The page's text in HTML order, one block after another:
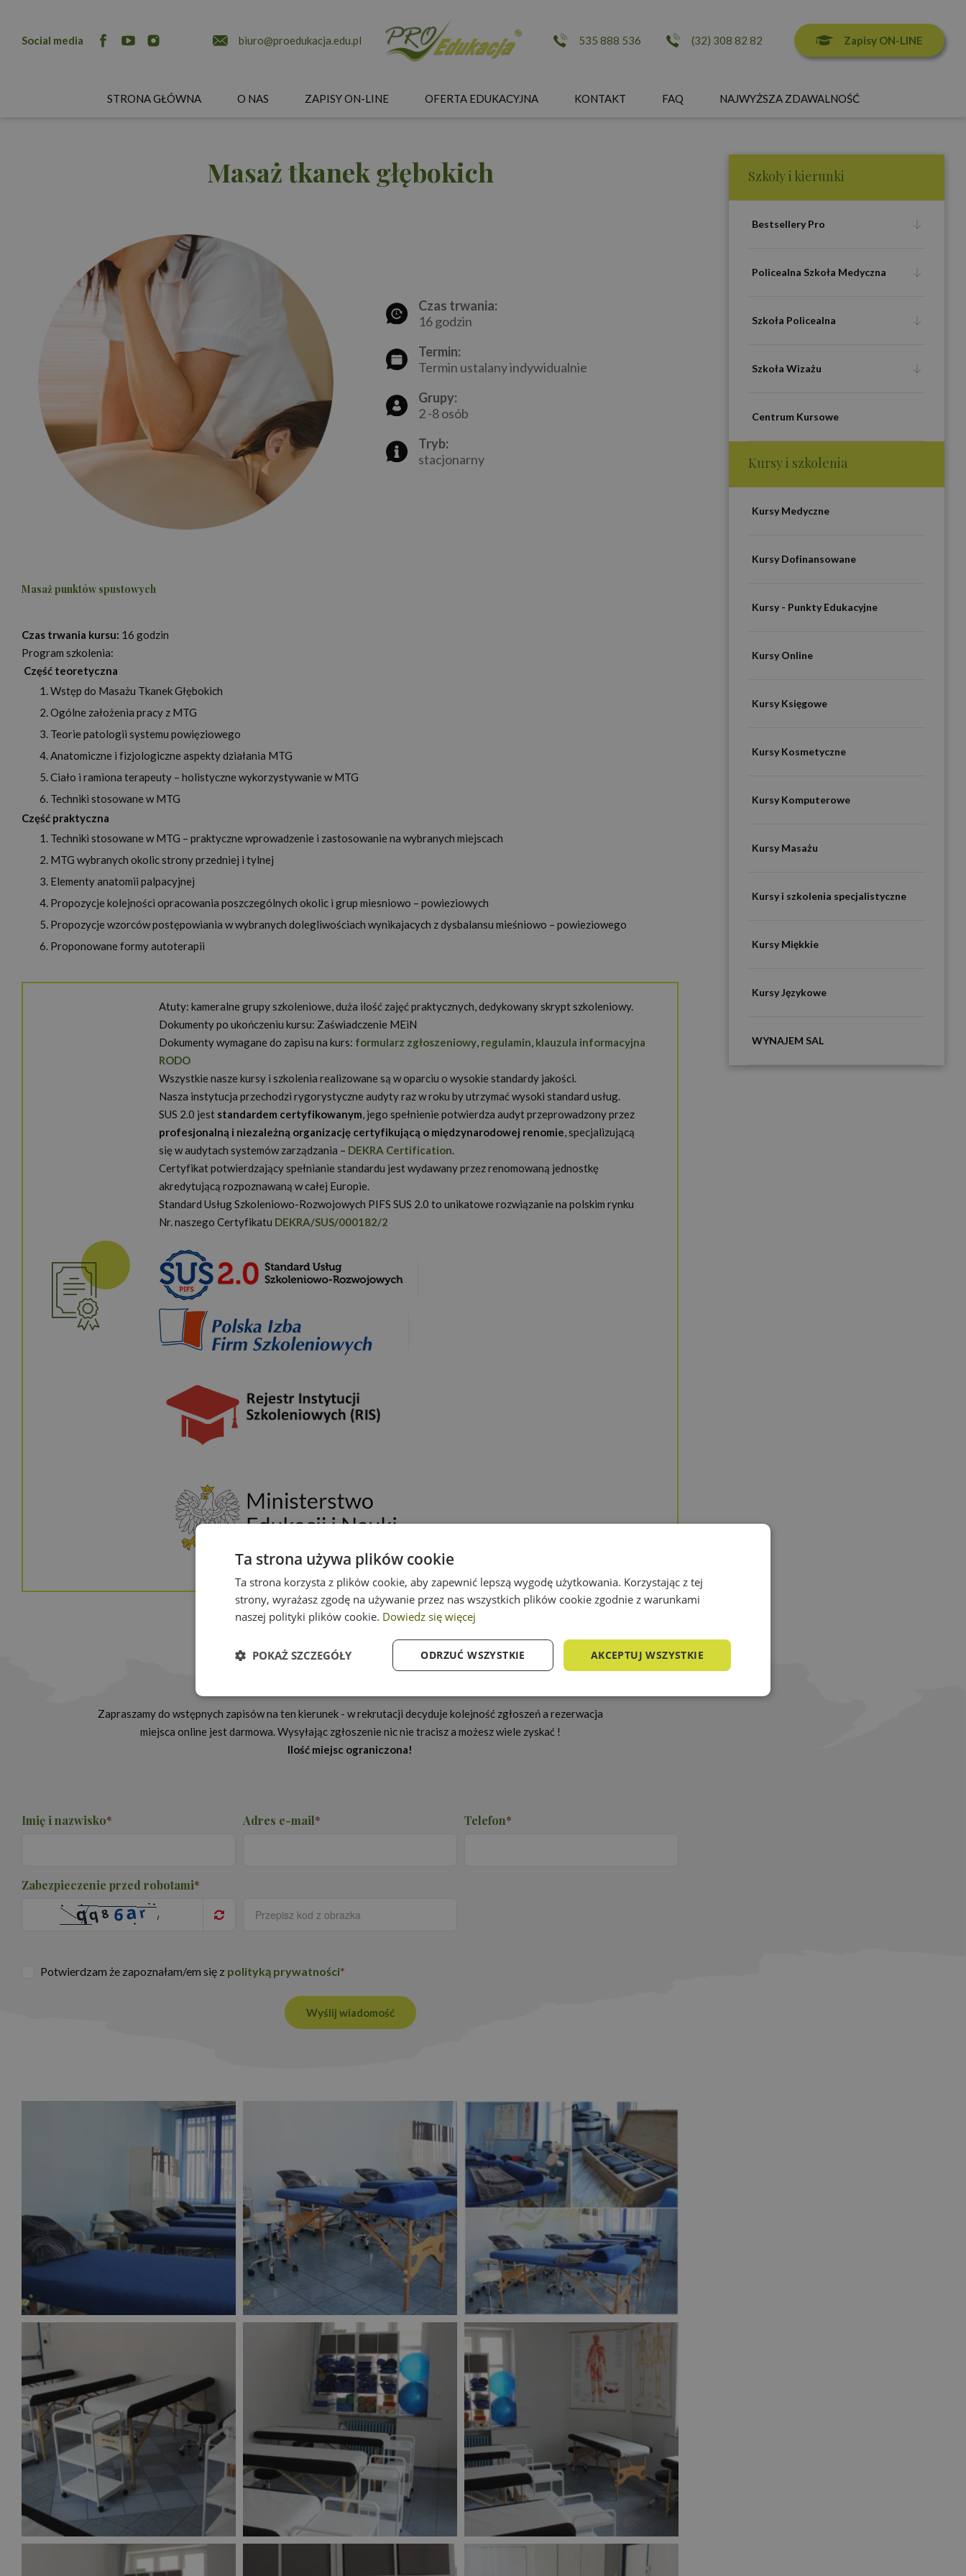
Social media biuro@proedukacja.edu.pl 535 888 536 (32) 308 82 82 Zapisy ON-LINE
STRONA GŁÓWNA O NAS ZAPISY ON-LINE OFERTA EDUKACYJNA KONTAKT FAQ NAJWYŻSZA ZDAWALNOŚĆ
Masaż tkanek głębokich
Czas trwania:
16 godzin
Termin:
Termin ustalany indywidualnie
Grupy:
2 -8 osób
Tryb:
stacjonarny
Masaż punktów spustowych
Czas trwania kursu: 16 godzin
Program szkolenia:
Część teoretyczna
Wstęp do Masażu Tkanek Głębokich
Ogólne założenia pracy z MTG
Teorie patologii systemu powięziowego
Anatomiczne i fizjologiczne aspekty działania MTG
Ciało i ramiona terapeuty – holistyczne wykorzystywanie w MTG
Techniki stosowane w MTG
Część praktyczna
Techniki stosowane w MTG – praktyczne wprowadzenie i zastosowanie na wybranych miejscach
MTG wybranych okolic strony przedniej i tylnej
Elementy anatomii palpacyjnej
Propozycje kolejności opracowania poszczególnych okolic i grup miesniowo – powieziowych
Propozycje wzorców postępowiania w wybranych dolegliwościach wynikajacych z dysbalansu mieśniowo – powieziowego
Proponowane formy autoterapii
Atuty: kameralne grupy szkoleniowe, duża ilość zajęć praktycznych, dedykowany skrypt szkoleniowy.
Dokumenty po ukończeniu kursu: Zaświadczenie MEiN
Dokumenty wymagane do zapisu na kurs: formularz zgłoszeniowy, regulamin, klauzula informacyjna
RODO
Wszystkie nasze kursy i szkolenia realizowane są w oparciu o wysokie standardy jakości.
Nasza instytucja przechodzi rygorystyczne audyty raz w roku by utrzymać wysoki standard usług.
SUS 2.0 jest standardem certyfikowanym, jego spełnienie potwierdza audyt przeprowadzony przez
profesjonalną i niezależną organizację certyfikującą o międzynarodowej renomie, specjalizującą
się w audytach systemów zarządzania – DEKRA Certification.
Certyfikat potwierdzający spełnianie standardu jest wydawany przez renomowaną jednostkę
akredytującą rozpoznawaną w całej Europie.
Standard Usług Szkoleniowo-Rozwojowych PIFS SUS 2.0 to unikatowe rozwiązanie na polskim rynku
Nr. naszego Certyfikatu DEKRA/SUS/000182/2
Kursy i szkolenia
Zapraszamy do wstępnych zapisów na ten kierunek - w rekrutacji decyduje kolejność zgłoszeń a rezerwacja
miejsca online jest darmowa. Wysyłając zgłoszenie nic nie tracisz a możesz wiele zyskać !
Ilość miejsc ograniczona!
Imię i nazwisko* Adres e-mail* Telefon*
Zabezpieczenie przed robotami*
Potwierdzam że zapoznałam/em się z polityką prywatności*
Wyślij wiadomość
Szkoły i kierunki
Bestsellery Pro
Policealna Szkoła Medyczna
Szkoła Policealna
Szkoła Wizażu
Centrum Kursowe
Kursy i szkolenia
Kursy Medyczne
Kursy Dofinansowane
Kursy - Punkty Edukacyjne
Kursy Online
Kursy Księgowe
Kursy Kosmetyczne
Kursy Komputerowe
Kursy Masażu
Kursy i szkolenia specjalistyczne
Kursy Miękkie
Kursy Językowe
WYNAJEM SAL
Ta strona używa plików cookie
Ta strona korzysta z plików cookie, aby zapewnić lepszą wygodę użytkowania. Korzystając z tej
strony, wyrażasz zgodę na używanie przez nas wszystkich plików cookie zgodnie z warunkami
naszej polityki plików cookie. Dowiedz się więcej
AKCEPTUJ WSZYSTKIE
ODRZUĆ WSZYSTKIE
POKAŻ SZCZEGÓŁY
Niezbędne Wydajność Targetowanie Funkcjonalność
Niezbędne pliki cookie umożliwiają korzystanie z podstawowych funkcji strony internetowej, takich jak logowanie użytkownika i
przechowywania
_ga_NSK0CVG8XN .proedukacja.edu.pl
losowo wygenerowanej liczby jako identyfikatora klienta. Jest
on uwzględniony w każdym żądaniu strony w witrynie i służy
do obliczania danych dotyczących odwiedzających, sesji i
kampanii na potrzeby raportów analitycznych witryn.
Polityce prywatności Google